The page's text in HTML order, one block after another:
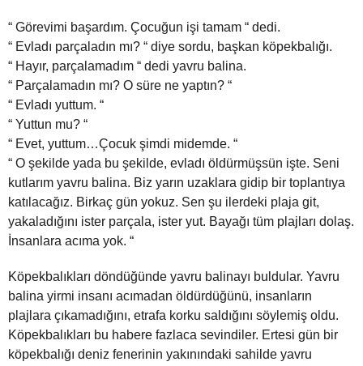
“ Görevimi başardım. Çocuğun işi tamam “ dedi.
“ Evladı parçaladın mı? “ diye sordu, başkan köpekbalığı.
“ Hayır, parçalamadım “ dedi yavru balina.
“ Parçalamadın mı? O süre ne yaptın? “
“ Evladı yuttum. “
“ Yuttun mu? “
“ Evet, yuttum…Çocuk şimdi midemde. “
“ O şekilde yada bu şekilde, evladı öldürmüşsün işte. Seni
kutlarım yavru balina. Biz yarın uzaklara gidip bir toplantıya
katılacağız. Birkaç gün yokuz. Sen şu ilerdeki plaja git,
yakaladığını ister parçala, ister yut. Bayağı tüm plajları dolaş.
İnsanlara acıma yok. “
Köpekbalıkları döndüğünde yavru balinayı buldular. Yavru
balina yirmi insanı acımadan öldürdüğünü, insanların
plajlara çıkamadığını, etrafa korku saldığını söylemiş oldu.
Köpekbalıkları bu habere fazlaca sevindiler. Ertesi gün bir
köpekbalığı deniz fenerinin yakınındaki sahilde yavru